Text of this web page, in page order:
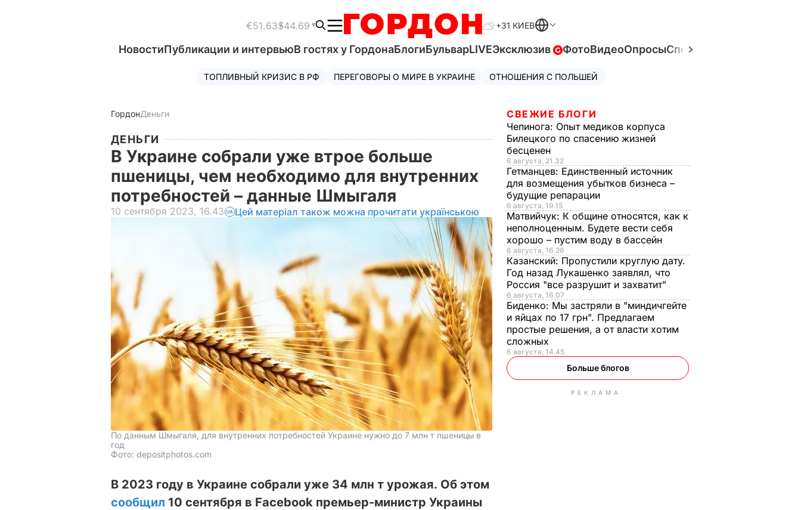
€51.63$44.69 +31 КИЕВ
НовостиПубликации и интервьюВ гостях у ГордонаБлогиБульварLIVEЭксклюзив ФотоВидеоОпросыСпецпроекты
ТОПЛИВНЫЙ КРИЗИС В РФ ПЕРЕГОВОРЫ О МИРЕ В УКРАИНЕ ОТНОШЕНИЯ С ПОЛЬШЕЙ
ГордонДеньги
ДЕНЬГИ
В Украине собрали уже втрое больше
пшеницы, чем необходимо для внутренних
потребностей – данные Шмыгаля
10 сентября 2023, 16.43 Цей матеріал також можна прочитати українською
По данным Шмыгаля, для внутренних потребностей Украине нужно до 7 млн т пшеницы в
год
Фото: depositphotos.com
В 2023 году в Украине собрали уже 34 млн т урожая. Об этом
сообщил 10 сентября в Facebook премьер-министр Украины
СВЕЖИЕ БЛОГИ
Чепинога: Опыт медиков корпуса
Билецкого по спасению жизней
бесценен
6 августа, 21.32
Гетманцев: Единственный источник
для возмещения убытков бизнеса –
будущие репарации
6 августа, 19.15
Матвийчук: К общине относятся, как к
неполноценным. Будете вести себя
хорошо – пустим воду в бассейн
6 августа, 16.26
Казанский: Пропустили круглую дату.
Год назад Лукашенко заявлял, что
Россия "все разрушит и захватит"
6 августа, 16.07
Биденко: Мы застряли в "миндичгейте
и яйцах по 17 грн". Предлагаем
простые решения, а от власти хотим
сложных
6 августа, 14.45
Больше блогов
РЕКЛАМА